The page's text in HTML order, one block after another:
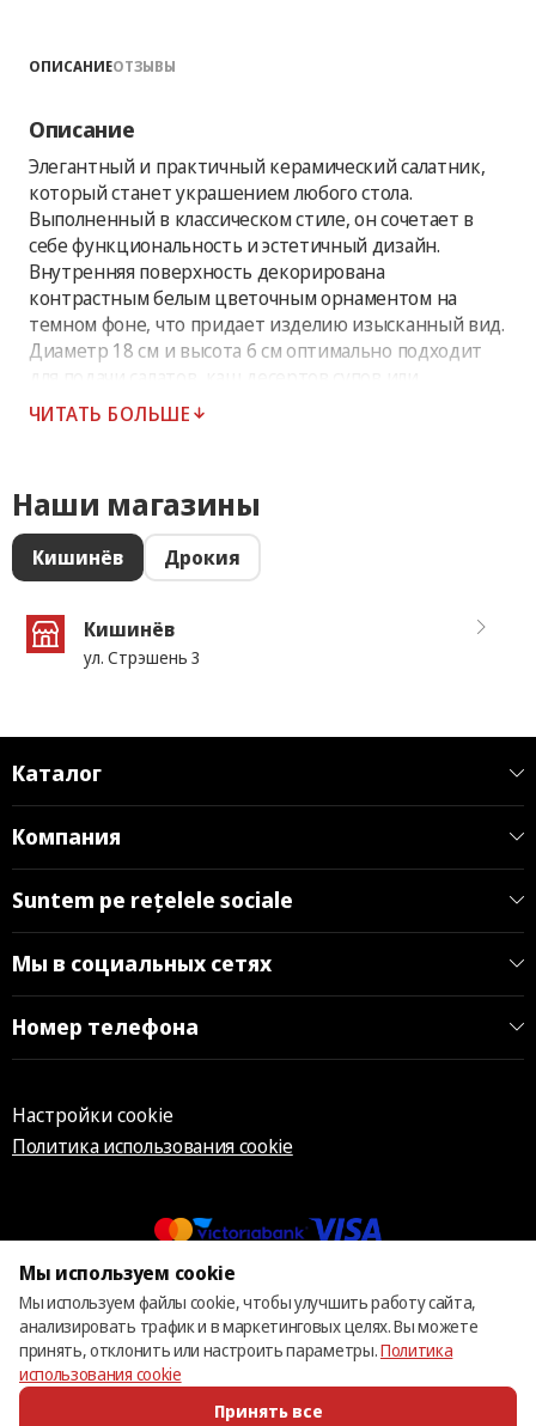
ОПИСАНИЕОТЗЫВЫ
Описание
Элегантный и практичный керамический салатник,
который станет украшением любого стола.
Выполненный в классическом стиле, он сочетает в
себе функциональность и эстетичный дизайн.
Внутренняя поверхность декорирована
контрастным белым цветочным орнаментом на
темном фоне, что придает изделию изысканный вид.
Диаметр 18 см и высота 6 см оптимально подходит
холодных закусок. Посуда подходит для мытья в
посудомоечной машине, что значительно упрощает
ЧИТАТЬ БОЛЬШЕ
Наши магазины
Кишинёв Дрокия
Кишинёв
ул. Стрэшень 3
Каталог
Компания
Suntem pe rețelele sociale
Мы в социальных сетях
Номер телефона
Настройки cookie
Политика использования cookie
© 2013 – 2026 ECOM
Мы используем cookie
Мы используем файлы cookie, чтобы улучшить работу сайта,
анализировать трафик и в маркетинговых целях. Вы можете
принять, отклонить или настроить параметры.Политика
использования cookie
Принять все